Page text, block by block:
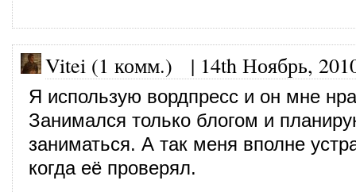
Vitei (1 комм.) | 14th Ноябрь,
Я использую вордпресс и он мне
Занимался только блогом и
заниматься. А так меня вполне
когда её проверял.